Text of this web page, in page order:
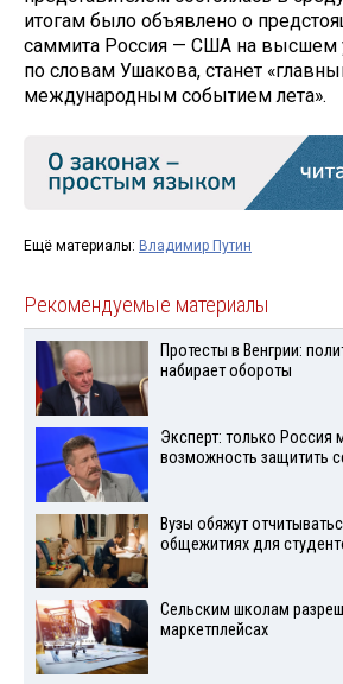
итогам было объявлено о
саммита Россия — США на высшем
по словам Ушакова, станет
международным событием лета».
Ещё материалы: Владимир Путин
Рекомендуемые материалы
Протесты в Венгрии:
набирает обороты
Эксперт: только Россия
возможность защитить
Вузы обяжут
общежитиях для
Сельским школам
маркетплейсах